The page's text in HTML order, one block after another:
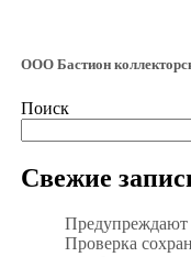
ООО Бастион
Поиск
Свежие
Предупреждают
Проверка